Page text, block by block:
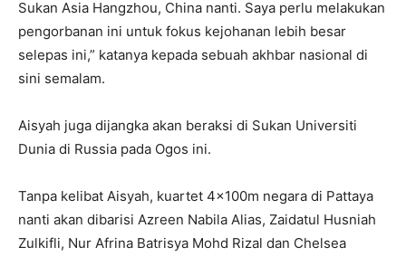
Sukan Asia Hangzhou, China nanti. Saya perlu melakukan
pengorbanan ini untuk fokus kejohanan lebih besar
selepas ini,” katanya kepada sebuah akhbar nasional di
sini semalam.
Aisyah juga dijangka akan beraksi di Sukan Universiti
Dunia di Russia pada Ogos ini.
Tanpa kelibat Aisyah, kuartet 4x100m negara di Pattaya
nanti akan dibarisi Azreen Nabila Alias, Zaidatul Husniah
Zulkifli, Nur Afrina Batrisya Mohd Rizal dan Chelsea